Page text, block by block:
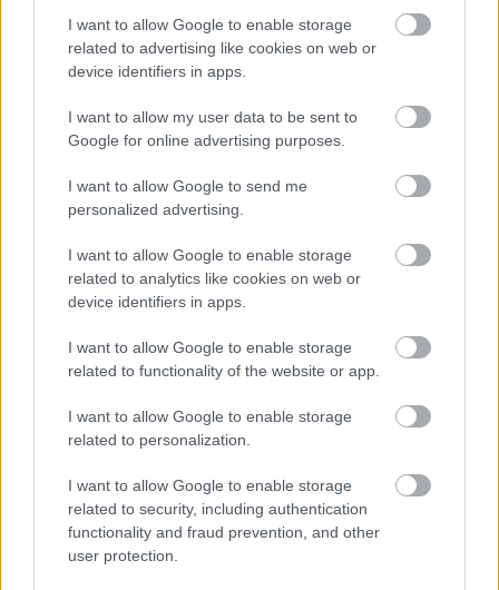
I want to allow Google to enable storage
related to advertising like cookies on web or
device identifiers in apps.
I want to allow my user data to be sent to
Google for online advertising purposes.
I want to allow Google to send me
personalized advertising.
I want to allow Google to enable storage
related to analytics like cookies on web or
device identifiers in apps.
I want to allow Google to enable storage
related to functionality of the website or app.
I want to allow Google to enable storage
related to personalization.
I want to allow Google to enable storage
related to security, including authentication
functionality and fraud prevention, and other
user protection.
肉桂在體重管理中的作用
研究表明，肉桂有助於體重管理。它會影響我們身體利
用能量的方式，從而幫助我們更好地控制卡路里攝取。
肉桂的作用遠不止於抑制飢餓感。它還能幫助我們的身
體更好地處理糖分。這有助於保持血糖水平穩定，而這
對於減肥至關重要。
在餐點中加入肉桂是一種有趣的減肥方法。不妨試試加
在燕麥粥或奶昔裡。享用肉桂的方式有很多種。
肉桂與神經退化性疾病的保護作用
肉桂因其具有保護大腦的功效而備受關注。研究表明，
肉桂中的化合物可以保護腦細胞免受損傷。這對對抗阿
茲海默症和帕金森氏症等疾病來說是個好消息。
動物研究表明，肉桂可以增強運動技能和促進大腦健
康。這使得肉桂成為一種美味的健腦食品，這對我們老